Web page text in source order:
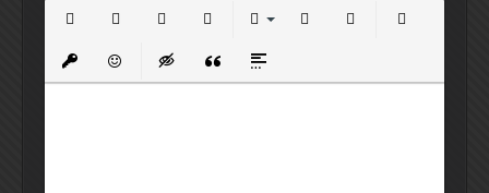
Вставить защищенную ссылку
Вставить смайлик
Вставка скрытого текста
Вставка цитаты
Вставка спойлера